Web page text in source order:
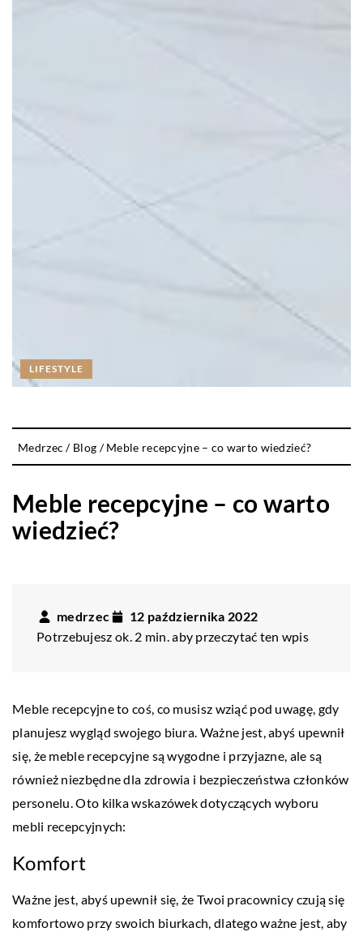
LIFESTYLE
Medrzec / Blog /Meble recepcyjne – co warto wiedzieć?
Meble recepcyjne – co warto
wiedzieć?
medrzec
12 października 2022
Potrzebujesz ok. 2 min. aby przeczytać ten wpis
Meble recepcyjne to coś, co musisz wziąć pod uwagę, gdy
planujesz wygląd swojego biura. Ważne jest, abyś upewnił
się, że meble recepcyjne są wygodne i przyjazne, ale są
również niezbędne dla zdrowia i bezpieczeństwa członków
personelu. Oto kilka wskazówek dotyczących wyboru
mebli recepcyjnych:
Komfort
Ważne jest, abyś upewnił się, że Twoi pracownicy czują się
komfortowo przy swoich biurkach, dlatego ważne jest, aby